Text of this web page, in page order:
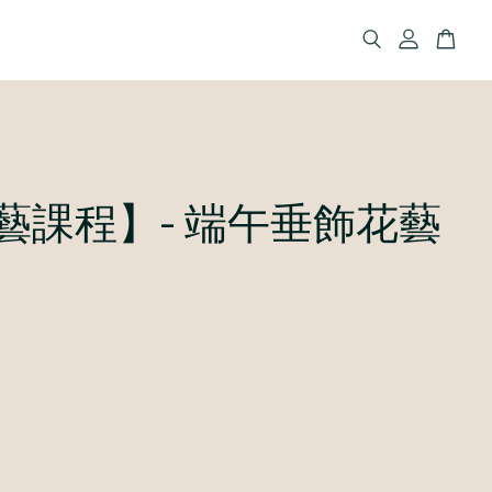
課程】- 端午垂飾花藝